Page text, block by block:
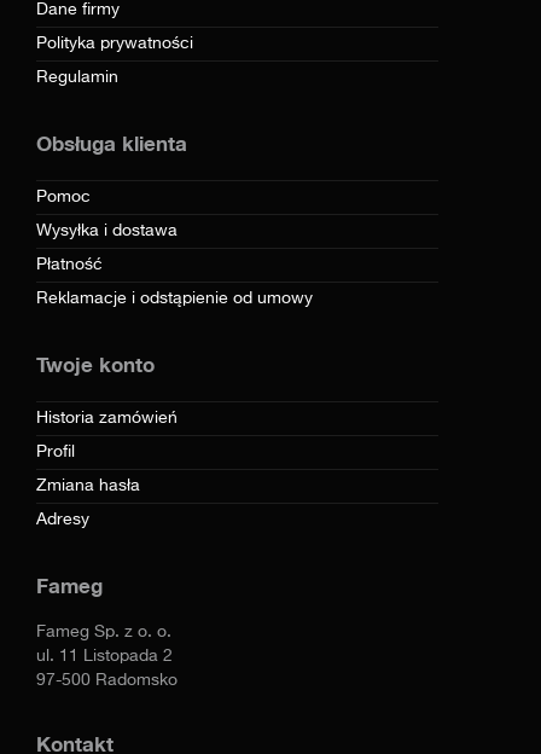
Dane firmy
Polityka prywatności
Regulamin
Obsługa klienta
Pomoc
Wysyłka i dostawa
Płatność
Reklamacje i odstąpienie od umowy
Twoje konto
Historia zamówień
Profil
Zmiana hasła
Adresy
Fameg
Fameg Sp. z o. o.
ul. 11 Listopada 2
97-500 Radomsko
Kontakt